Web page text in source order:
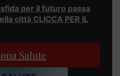
sfida per il futuro passa
città CLICCA PER IL
Salute